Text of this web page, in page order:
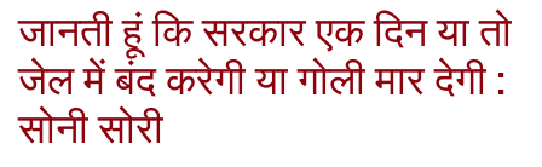
जानती हूं कि सरकार एक दिन या तो
जेल में बंद करेगी या गोली मार देगी :
सोनी सोरी